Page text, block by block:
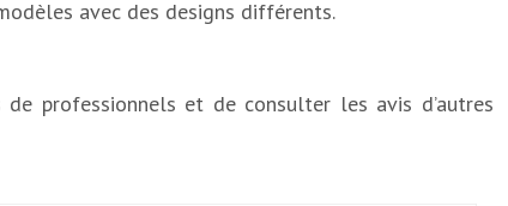
avec des designs différents.
professionnels et de consulter les avis d’autres